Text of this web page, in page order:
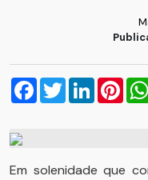
Facebook
TwitterLinkedIn
Em solenidade que